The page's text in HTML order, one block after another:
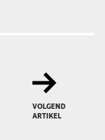
VOLGEND
ARTIKEL